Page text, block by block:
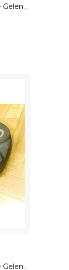
Hardyscheibe Gelenk Längswelle Gelenkscheibe BMW SGF GAB01-041 7610372
Hardyscheibe Gelenk Längswelle Gelenkscheibe BMW SGF GAB01-041 7610372